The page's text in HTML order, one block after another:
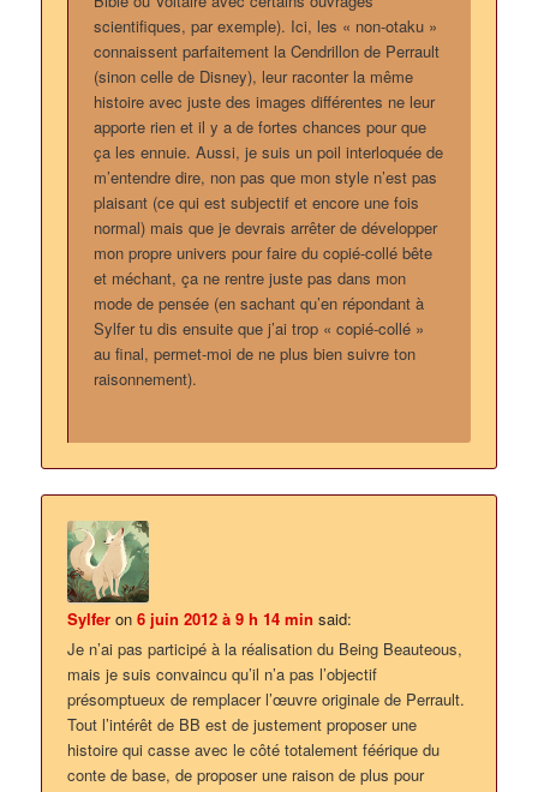
scientifiques, par exemple). Ici, les « non-otaku »
connaissent parfaitement la Cendrillon de Perrault
(sinon celle de Disney), leur raconter la même
histoire avec juste des images différentes ne leur
apporte rien et il y a de fortes chances pour que
ça les ennuie. Aussi, je suis un poil interloquée de
m’entendre dire, non pas que mon style n’est pas
plaisant (ce qui est subjectif et encore une fois
normal) mais que je devrais arrêter de développer
mon propre univers pour faire du copié-collé bête
et méchant, ça ne rentre juste pas dans mon
mode de pensée (en sachant qu’en répondant à
Sylfer tu dis ensuite que j’ai trop « copié-collé »
au final, permet-moi de ne plus bien suivre ton
raisonnement).
Sylfer on6 juin 2012 à 9 h 14 min said:
Je n’ai pas participé à la réalisation du Being Beauteous,
mais je suis convaincu qu’il n’a pas l’objectif
présomptueux de remplacer l’œuvre originale de Perrault.
Tout l’intérêt de BB est de justement proposer une
histoire qui casse avec le côté totalement féérique du
conte de base, de proposer une raison de plus pour